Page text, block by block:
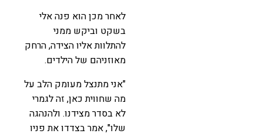
לאחר מכן הוא פנה אלי
בשקט וביקש ממני
להתלוות אליו הצידה, הרחק
מאוזניהם של הילדים.
"אני מתנצל מעומק הלב על
מה שחווית כאן, זה לגמרי
לא בסדר מצידנו. ולהנהגה
שלו", אמר בצדדו את פניו